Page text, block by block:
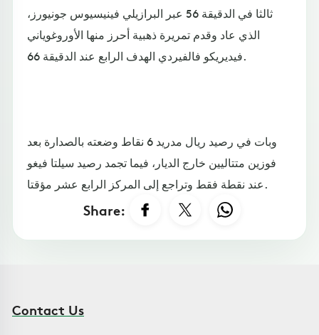
ثالثا في الدقيقة 56 عبر البرازيلي فينيسيوس جونيورز،
الذي عاد وقدم تمريرة ذهبية أحرز منها الأوروغوياني
فيديريكو فالفيردي الهدف الرابع عند الدقيقة 66.
وبات في رصيد ريال مدريد 6 نقاط وضعته بالصدارة بعد
فوزين متتاليين خارج الديار، فيما تجمد رصيد سيلتا فيغو
عند نقطة فقط وتراجع إلى المركز الرابع عشر مؤقتا.
Share:
Contact Us